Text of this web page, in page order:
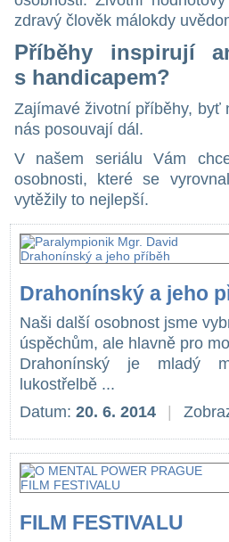
zdravý člověk málokdy
Příběhy inspirují
s handicapem?
Zajímavé životní příběhy, byť
nás posouvají dál.
V našem seriálu Vám
osobnosti, které se
vytěžily to nejlepší.
Drahonínský a jeho
Naši další osobnost jsme
úspěchům, ale hlavně pro
Drahonínský je mladý
lukostřelbě ...
Datum: 20. 6. 2014
FILM FESTIVALU